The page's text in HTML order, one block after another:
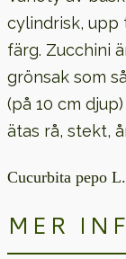
cylindrisk, upp
färg. Zucchini
grönsak som
(på 10 cm djup)
ätas rå, stekt,
Cucurbita pepo L.
MER